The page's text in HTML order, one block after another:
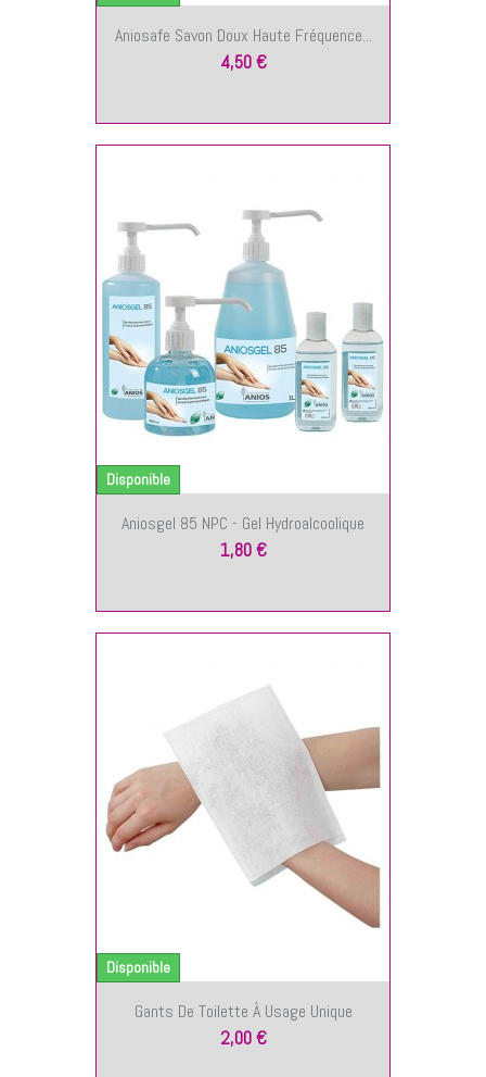
Aniosafe Savon Doux Haute Fréquence...
4,50 €
Aniosgel 85 NPC - Gel Hydroalcoolique
1,80 €
Disponible
Gants De Toilette À Usage Unique
2,00 €
Disponible